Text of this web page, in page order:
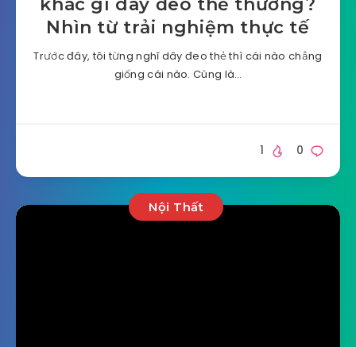
khác gì dây đeo thẻ thường?
Nhìn từ trải nghiệm thực tế
Trước đây, tôi từng nghĩ dây đeo thẻ thì cái nào chẳng
giống cái nào. Cùng là…
0
1
Nội Thất